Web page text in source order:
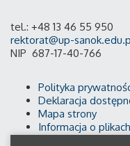
tel.: +48 13 46 55 950
rektorat@up-
NIP 687-17-40-766
Polityka
Deklaracja
Mapa strony
Informacja o